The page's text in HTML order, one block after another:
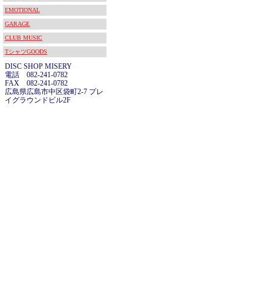
EMOTIONAL
GARAGE
CLUB MUSIC
TシャツGOODS
DISC SHOP MISERY
電話 082-241-0782
FAX 082-241-0782
広島県広島市中区袋町2-7 プレ
イグラウンドビル2F